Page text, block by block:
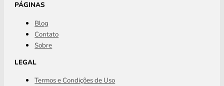
PÁGINAS
Blog
Contato
Sobre
LEGAL
Termos e Condições de Uso